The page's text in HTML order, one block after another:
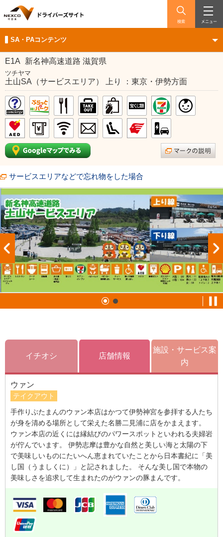
検索 メニュー
SA・PAコンテンツ
E1A 新名神高速道路 滋賀県
ツチヤマ
土山SA（サービスエリア） 上り ：東京・伊勢方面
サービスエリアなどで忘れ物をした場合
イチオシ 店舗情報
施設・サービス案
内
ウァン
テイクアウト
手作りぶたまんのウァン本店はかつて伊勢神宮を参拝する人たち
が身を清める場所として栄えた名勝二見浦に店をかまえます。
ウァン本店の近くには縁結びのパワースポットといわれる夫婦岩
が佇んでいます。 伊勢志摩は豊かな自然と美しい海と太陽の下
で美味しいものにたいへん恵まれていたことから日本書紀に「美
し国（うましくに）」と記されました。 そんな美し国で本物の
美味しさを追求して生まれたのがウァンの豚まんです。